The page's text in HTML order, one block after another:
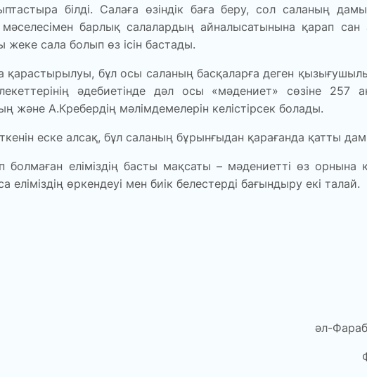
білді. Салаға өзіндік баға беру, сол саланың
барлық салалардың айналысатынына қарап
сала болып өз ісін бастады.
қарас­тырылуы, бұл осы саланың басқаларға деген
әдебиетінде дәл осы «мәдениет» сөзіне 257
және А.Кребердің мәлімдемелерін келістірсек болады.
еске алсақ, бұл саланың бұрынғыдан қарағанда қатты
болмаған еліміздің басты мақсаты – мәдениетті өз орнына
еліміздің өркендеуі мен биік белестерді бағындыру екі талай.
әл-